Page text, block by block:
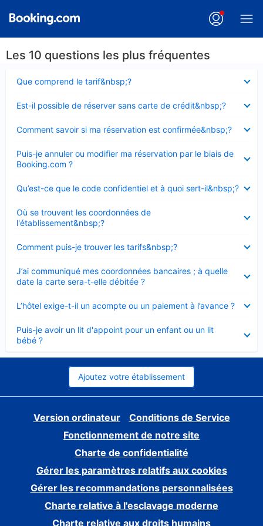
Les 10 questions les plus fréquentes
Que comprend le tarif&nbsp;?
fermé
Est-il possible de réserver sans carte de crédit&nbsp;?
fermé
Comment savoir si ma réservation est confirmée&nbsp;?
fermé
Puis-je annuler ou modifier ma réservation par le biais de
Booking.com ?
fermé
Qu’est-ce que le code confidentiel et à quoi sert-il&nbsp;?
fermé
Où se trouvent les coordonnées de
l'établissement&nbsp;?
fermé
Comment puis-je trouver les tarifs&nbsp;?
fermé
J’ai communiqué mes coordonnées bancaires ; à quelle
date la carte sera-t-elle débitée ?
fermé
L’hôtel exige-t-il un acompte ou un paiement à l’avance ?
fermé
Puis-je avoir un lit d'appoint pour un enfant ou un lit
bébé ?
fermé
Ajoutez votre établissement
Version ordinateur
Conditions de Service
Fonctionnement de notre site
Charte de confidentialité
Gérer les paramètres relatifs aux cookies
Gérer les recommandations personnalisées
Charte relative à l'esclavage moderne
Charte relative aux droits humains